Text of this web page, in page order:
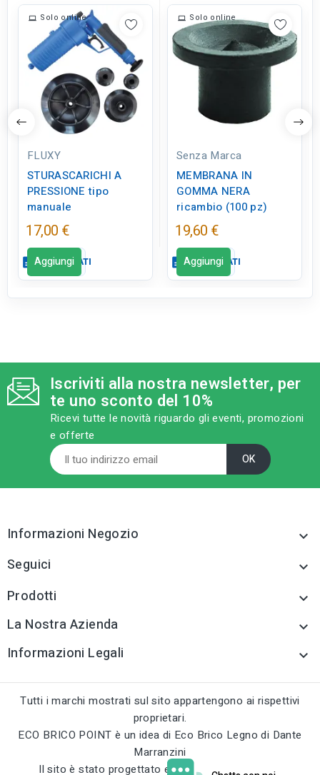
Solo online
FLUXY
STURASCARICHI A
PRESSIONE tipo
manuale
17,00 €
descriptionSCHEDA DATI
category
MODELLO
tipo manuale
sell
CATEGORIA PRODOTTO
Sistemi di scarico
Sistemi di scarico
acqua e accessori
tuneRC LABEL
Aggiungi
Solo online
Senza Marca
MEMBRANA IN
GOMMA NERA
ricambio (100 pz)
19,60 €
descriptionSCHEDA DATI
category
MODELLO
ricambio
CATEGORIA PRODOTTO
Sistemi di scarico
Aggiungi
Iscriviti alla nostra newsletter, per
te uno sconto del 10%
Ricevi tutte le novità riguardo gli eventi, promozioni
e offerte
Informazioni Negozio 
Seguici 
Prodotti 
La Nostra Azienda 
Informazioni Legali 
Tutti i marchi mostrati sul sito appartengono ai rispettivi
proprietari.
ECO BRICO POINT è un idea di Eco Brico Legno di Dante
Marranzini
Il sito è stato progettato e sviluppato da
curci.eu